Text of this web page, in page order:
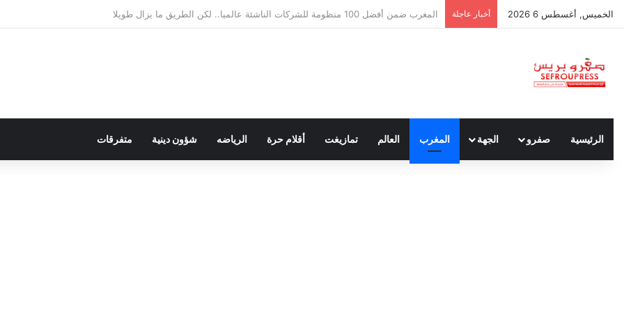
الخميس, أغسطس 6 2026 أخبار عاجلة سبتة ومليلية… حين يتحدث أنصار الديمقراطية بلسان الاستعمار
الرئيسية صفرو الجهة المغرب العالم تمازيغت أقلام حرة الرياضه شؤون دينية متفرقات